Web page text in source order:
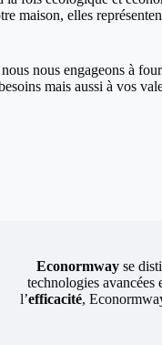
maison, elles
nous nous engageons à
mais aussi à vos
Econormwayse
technologies avancées
l’efficacité,